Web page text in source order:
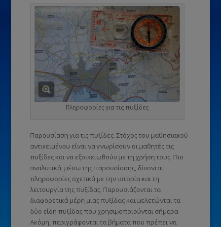
Πληροφορίες για τις πυξίδες
Παρουσίαση για τις πυξίδες. Στόχος του μαθησιακού
αντικειμένου είναι να γνωρίσουν οι μαθητές τις
πυξίδες και να εξοικειωθούν με τη χρήση τους. Πιο
αναλυτικά, μέσω της παρουσίασης, δίνονται
πληροφορίες σχετικά με την ιστορία και τη
λειτουργία της πυξίδας. Παρουσιάζονται τα
διαφορετικά μέρη μιας πυξίδας και μελετώνται τα
δύο είδη πυξίδας που χρησιμοποιούνται σήμερα.
Ακόμη, περιγράφονται τα βήματα που πρέπει να